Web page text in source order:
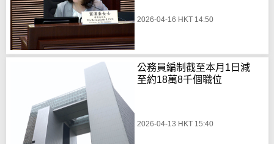
2026-04-16 HKT 14:50
公務員編制截至本月1日減
至約18萬8千個職位
2026-04-13 HKT 15:40